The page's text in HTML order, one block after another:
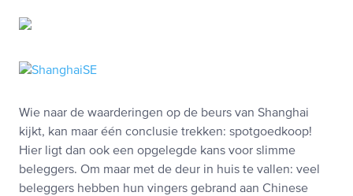
Wie naar de waarderingen op de beurs van Shanghai
kijkt, kan maar één conclusie trekken: spotgoedkoop!
Hier ligt dan ook een opgelegde kans voor slimme
beleggers. Om maar met de deur in huis te vallen: veel
beleggers hebben hun vingers gebrand aan Chinese